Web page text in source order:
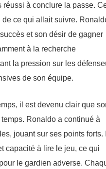
réussi à conclure la passe.
de ce qui allait suivre.
et son désir de gagner
à la recherche
la pression sur les
de son équipe.
il est devenu clair que
temps. Ronaldo a continué à
jouant sur ses points forts.
capacité à lire le jeu, ce qui
le gardien adverse.